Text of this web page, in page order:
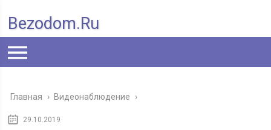
Bezodom.ru
Главная › Видеонаблюдение ›
29.10.2019